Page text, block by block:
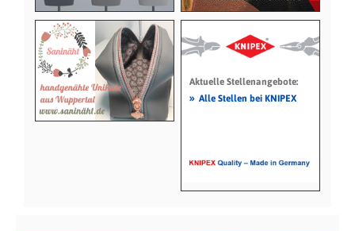
Aktuelle Stellenangebote:
» Alle Stellen bei KNIPEX